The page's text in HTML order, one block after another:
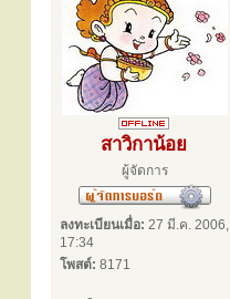
สาวิกาน้อย
ผู้จัดการ
ลงทะเบียนเมื่อ: 27 มี.ค. 2006,
17:34
โพสต์: 8171